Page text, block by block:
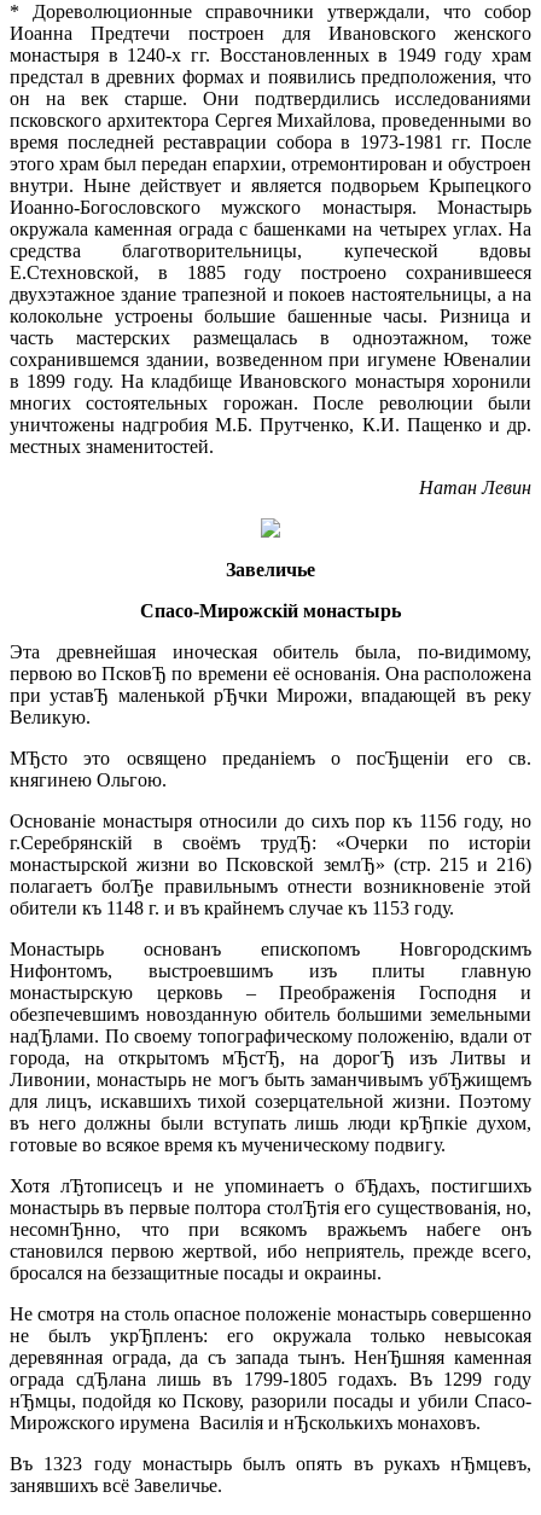
* Дореволюционные справочники утверждали, что собор
Иоанна Предтечи построен для Ивановского женского
монастыря в 1240-х гг. Восстановленных в 1949 году храм
предстал в древних формах и появились предположения, что
он на век старше. Они подтвердились исследованиями
псковского архитектора Сергея Михайлова, проведенными во
время последней реставрации собора в 1973-1981 гг. После
этого храм был передан епархии, отремонтирован и обустроен
внутри. Ныне действует и является подворьем Крыпецкого
Иоанно-Богословского мужского монастыря. Монастырь
окружала каменная ограда с башенками на четырех углах. На
средства благотворительницы, купеческой вдовы
Е.Стехновской, в 1885 году построено сохранившееся
двухэтажное здание трапезной и покоев настоятельницы, а на
колокольне устроены большие башенные часы. Ризница и
часть мастерских размещалась в одноэтажном, тоже
сохранившемся здании, возведенном при игумене Ювеналии
в 1899 году. На кладбище Ивановского монастыря хоронили
многих состоятельных горожан. После революции были
уничтожены надгробия М.Б. Прутченко, К.И. Пащенко и др.
местных знаменитостей.
Натан Левин
Завеличье
Спасо-Мирожскiй монастырь
Эта древнейшая иноческая обитель была, по-видимому,
первою во ПсковЂ по времени её основанiя. Она расположена
при уставЂ маленькой рЂчки Мирожи, впадающей въ реку
Великую.
МЂсто это освящено преданiемъ о посЂщенiи его св.
княгинею Ольгою.
Основанiе монастыря относили до сихъ пор къ 1156 году, но
г.Серебрянскiй в своёмъ трудЂ: «Очерки по исторiи
монастырской жизни во Псковской землЂ» (стр. 215 и 216)
полагаетъ болЂе правильнымъ отнести возникновенiе этой
обители къ 1148 г. и въ крайнемъ случае къ 1153 году.
Монастырь основанъ епископомъ Новгородскимъ
Нифонтомъ, выстроевшимъ изъ плиты главную
монастырскую церковь – Преображенiя Господня и
обезпечевшимъ новозданную обитель большими земельными
надЂлами. По своему топографическому положенiю, вдали от
города, на открытомъ мЂстЂ, на дорогЂ изъ Литвы и
Ливонии, монастырь не могъ быть заманчивымъ убЂжищемъ
для лицъ, искавшихъ тихой созерцательной жизни. Поэтому
въ него должны были вступать лишь люди крЂпкiе духом,
готовые во всякое время къ мученическому подвигу.
Хотя лЂтописецъ и не упоминаетъ о бЂдахъ, постигшихъ
монастырь въ первые полтора столЂтiя его существованiя, но,
несомнЂнно, что при всякомъ вражьемъ набеге онъ
становился первою жертвой, ибо неприятель, прежде всего,
бросался на беззащитные посады и окраины.
Не смотря на столь опасное положенiе монастырь совершенно
не былъ укрЂпленъ: его окружала только невысокая
деревянная ограда, да съ запада тынъ. НенЂшняя каменная
ограда сдЂлана лишь въ 1799-1805 годахъ. Въ 1299 году
нЂмцы, подойдя ко Пскову, разорили посады и убили Спасо-
Мирожского ирумена Василiя и нЂсколькихъ монаховъ.
Въ 1323 году монастырь былъ опять въ рукахъ нЂмцевъ,
занявшихъ всё Завеличье.